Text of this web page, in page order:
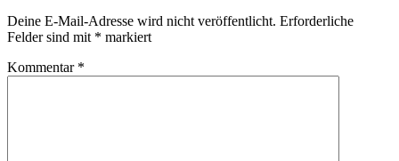
Deine E-Mail-Adresse wird nicht veröffentlicht. Erforderliche
Felder sind mit * markiert
Kommentar *